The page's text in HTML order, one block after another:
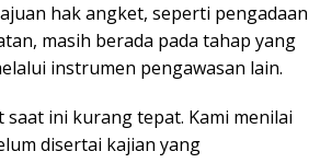
hak angket, seperti pengadaan
masih berada pada tahap yang
instrumen pengawasan lain.
saat ini kurang tepat. Kami menilai
disertai kajian yang